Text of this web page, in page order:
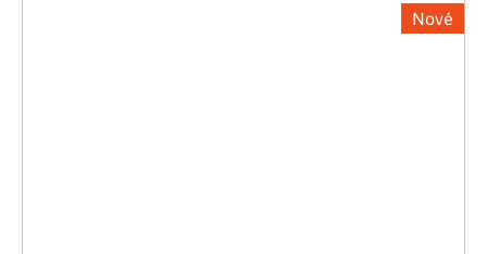
Nové